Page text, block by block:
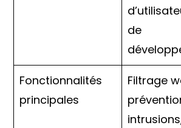
de
Fonctionnalités
principales
Filtrage